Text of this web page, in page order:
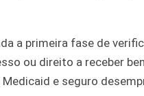
a primeira fase de
ou direito a receber
e seguro